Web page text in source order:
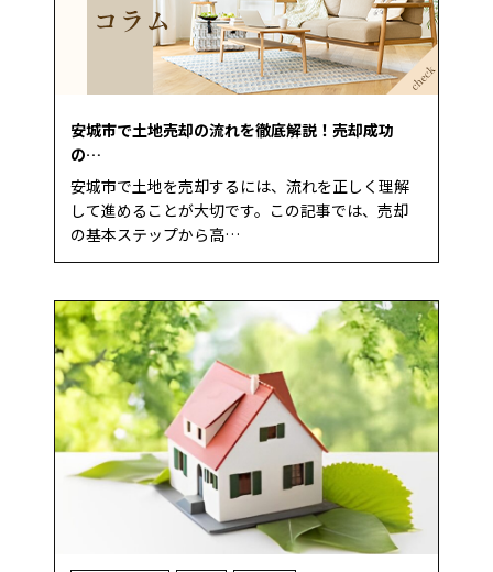
安城市で土地売却の流れを徹底解説！売却成功
の…
安城市で土地を売却するには、流れを正しく理解
して進めることが大切です。この記事では、売却
の基本ステップから高…